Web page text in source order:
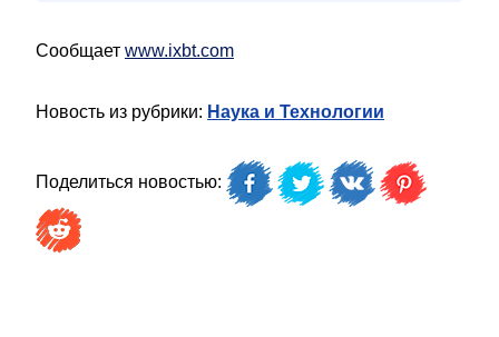
Сообщает www.ixbt.com
Новость из рубрики: Наука и Технологии
Поделиться новостью: